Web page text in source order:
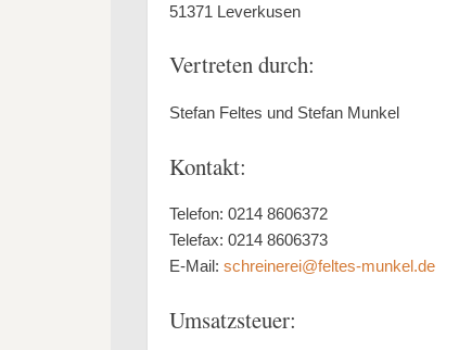
51371 Leverkusen
Vertreten durch:
Stefan Feltes und Stefan Munkel
Kontakt:
Telefon: 0214 8606372
Telefax: 0214 8606373
E-Mail: schreinerei@feltes-munkel.de
Umsatzsteuer: